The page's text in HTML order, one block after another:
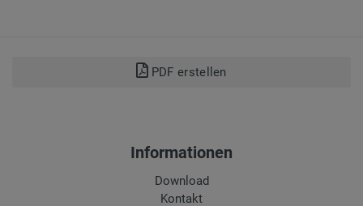
PDF erstellen
Informationen
Download
Kontakt